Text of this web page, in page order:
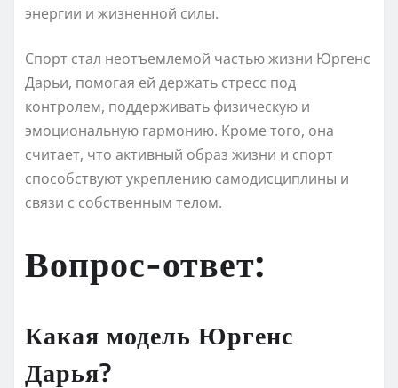
энергии и жизненной силы.
Спорт стал неотъемлемой частью жизни Юргенс
Дарьи, помогая ей держать стресс под
контролем, поддерживать физическую и
эмоциональную гармонию. Кроме того, она
считает, что активный образ жизни и спорт
способствуют укреплению самодисциплины и
связи с собственным телом.
Вопрос-ответ:
Какая модель Юргенс
Дарья?